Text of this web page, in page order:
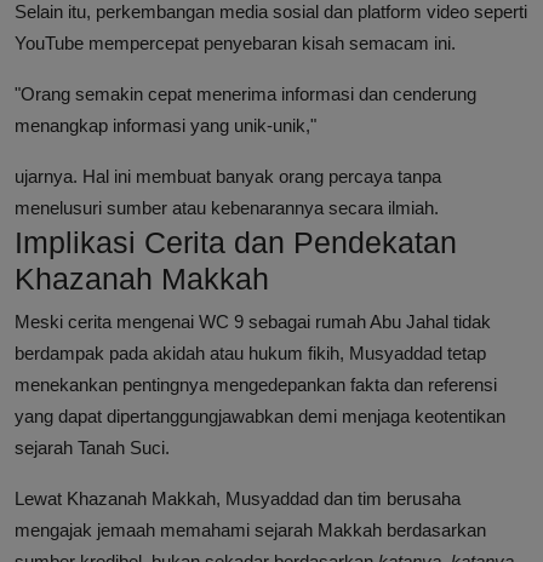
Selain itu, perkembangan media sosial dan platform video seperti
YouTube mempercepat penyebaran kisah semacam ini.
"Orang semakin cepat menerima informasi dan cenderung
menangkap informasi yang unik-unik,"
ujarnya. Hal ini membuat banyak orang percaya tanpa
menelusuri sumber atau kebenarannya secara ilmiah.
Implikasi Cerita dan Pendekatan
Khazanah Makkah
Meski cerita mengenai WC 9 sebagai rumah Abu Jahal tidak
berdampak pada akidah atau hukum fikih, Musyaddad tetap
menekankan pentingnya mengedepankan fakta dan referensi
yang dapat dipertanggungjawabkan demi menjaga keotentikan
sejarah Tanah Suci.
Lewat Khazanah Makkah, Musyaddad dan tim berusaha
mengajak jemaah memahami sejarah Makkah berdasarkan